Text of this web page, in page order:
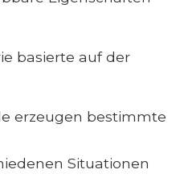
basierte auf der
erzeugen bestimmte
Situationen